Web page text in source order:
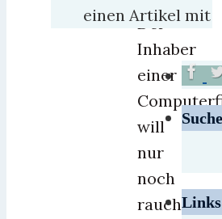
Der
Inhaber
einer
will
nur
noch
rauchende
einen Artikel mit
Links